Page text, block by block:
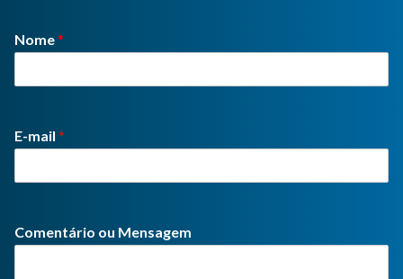
Nome*
E-mail *
Comentário ou Mensagem